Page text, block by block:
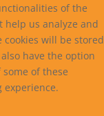
of the
help us analyze and
cookies will be stored
have the option
of these
experience.